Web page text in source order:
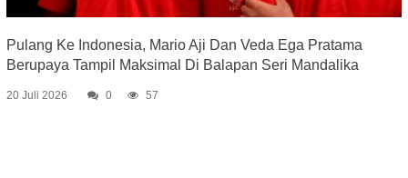
Pulang Ke Indonesia, Mario Aji Dan Veda Ega Pratama
Berupaya Tampil Maksimal Di Balapan Seri Mandalika
20 Juli 2026 0 57